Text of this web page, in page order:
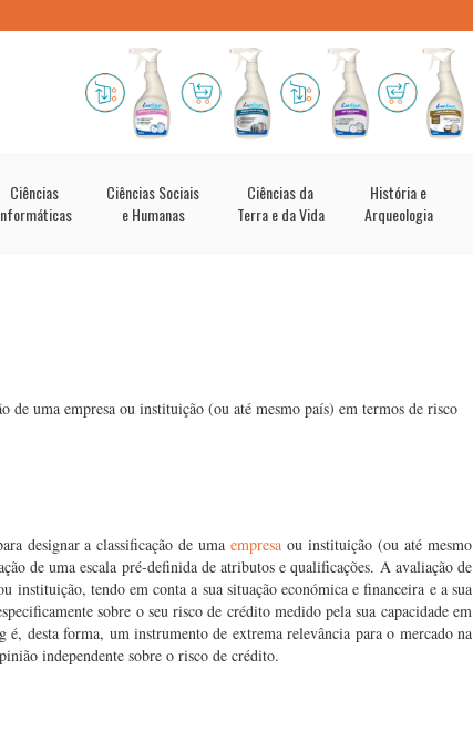
Ciências
Ciências Sociais
e Humanas
Ciências da
Terra e da Vida
História e
Arqueologia
de uma empresa ou instituição (ou até mesmo país) em termos de risco
designar a classificação de umaempresa ou instituição (ou até mesmo
de uma escala pré-definida de atributos e qualificações. A avaliação de
instituição, tendo em conta a sua situação económica e financeira e a sua
sobre o seu risco de crédito medido pela sua capacidade em
desta forma, um instrumento de extrema relevância para o mercado na
independente sobre o risco de crédito.